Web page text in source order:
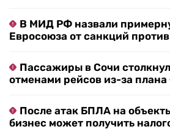
В МИД РФ назвали
Евросоюза от санкций
Пассажиры в Сочи
отменами рейсов из-за
После атак БПЛА на
бизнес может получить